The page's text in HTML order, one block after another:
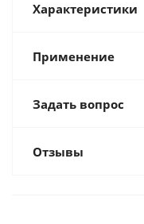
Характеристики
Применение
Задать вопрос
Отзывы